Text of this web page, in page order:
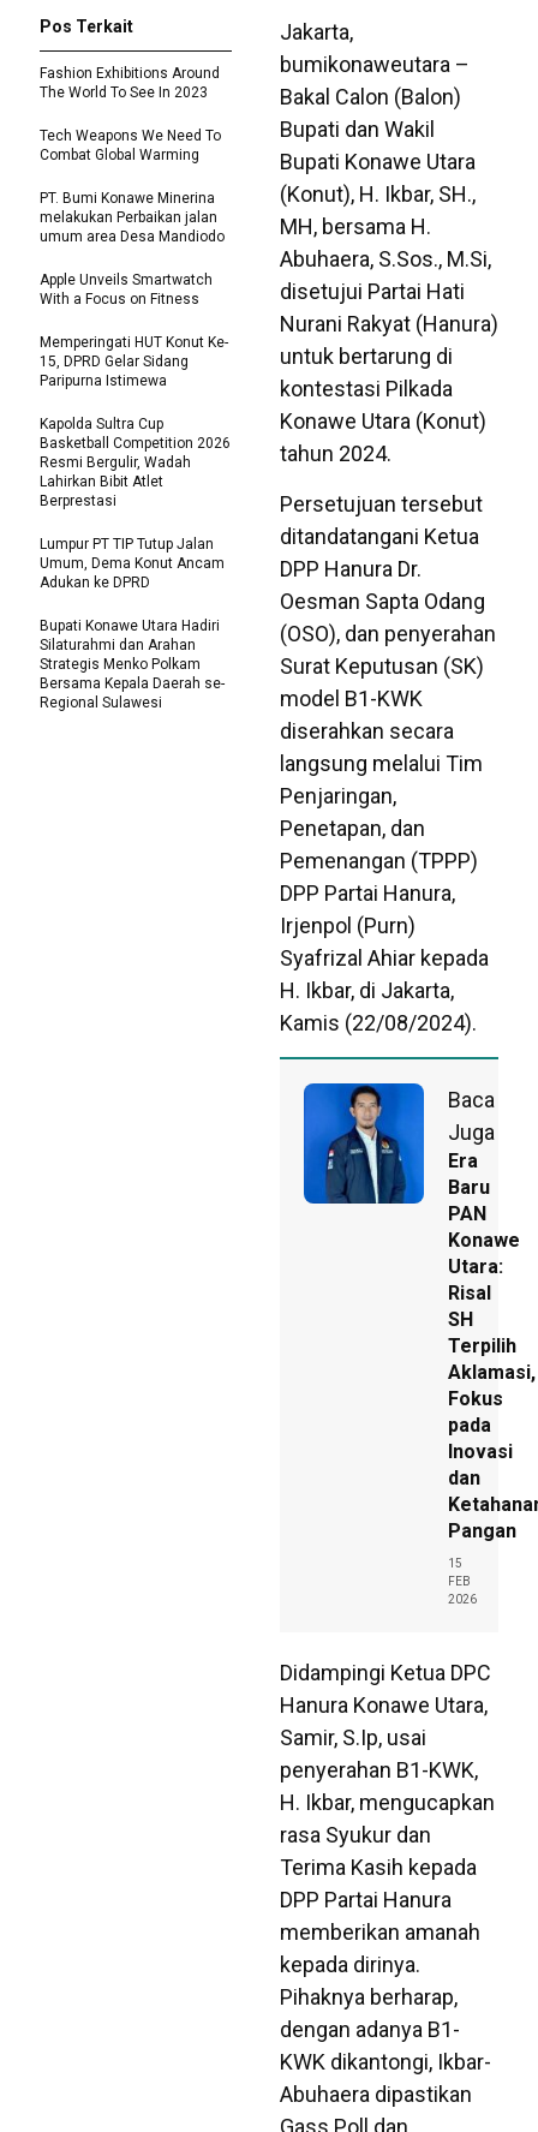
Jakarta,
bumikonaweutara –
Bakal Calon (Balon)
Bupati dan Wakil
Bupati Konawe Utara
(Konut), H. Ikbar, SH.,
MH, bersama H.
Abuhaera, S.Sos., M.Si,
disetujui Partai Hati
Nurani Rakyat (Hanura)
untuk bertarung di
kontestasi Pilkada
Konawe Utara (Konut)
tahun 2024.
Persetujuan tersebut
ditandatangani Ketua
DPP Hanura Dr.
Oesman Sapta Odang
(OSO), dan penyerahan
Surat Keputusan (SK)
model B1-KWK
diserahkan secara
langsung melalui Tim
Penjaringan,
Penetapan, dan
Pemenangan (TPPP)
DPP Partai Hanura,
Irjenpol (Purn)
Syafrizal Ahiar kepada
H. Ikbar, di Jakarta,
Kamis (22/08/2024).
Baca
Juga
Era
Baru
PAN
Konawe
Utara:
Risal
SH
Terpilih
Aklamasi,
Fokus
pada
Inovasi
dan
Pangan
15
FEB
2026
Didampingi Ketua DPC
Hanura Konawe Utara,
Samir, S.Ip, usai
penyerahan B1-KWK,
H. Ikbar, mengucapkan
rasa Syukur dan
Terima Kasih kepada
DPP Partai Hanura
memberikan amanah
kepada dirinya.
Pihaknya berharap,
dengan adanya B1-
KWK dikantongi, Ikbar-
Abuhaera dipastikan
Pos Terkait
Fashion Exhibitions Around
The World To See In 2023
Tech Weapons We Need To
Combat Global Warming
PT. Bumi Konawe Minerina
melakukan Perbaikan jalan
umum area Desa Mandiodo
Apple Unveils Smartwatch
With a Focus on Fitness
Memperingati HUT Konut Ke-
15, DPRD Gelar Sidang
Paripurna Istimewa
Kapolda Sultra Cup
Basketball Competition 2026
Resmi Bergulir, Wadah
Lahirkan Bibit Atlet
Berprestasi
Lumpur PT TIP Tutup Jalan
Umum, Dema Konut Ancam
Adukan ke DPRD
Bupati Konawe Utara Hadiri
Silaturahmi dan Arahan
Strategis Menko Polkam
Bersama Kepala Daerah se-
Regional Sulawesi